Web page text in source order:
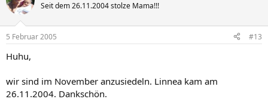
Seit dem 26.11.2004 stolze Mama!!!
5 Februar 2005 #13
Huhu,
wir sind im November anzusiedeln. Linnea kam am
26.11.2004. Dankschön.